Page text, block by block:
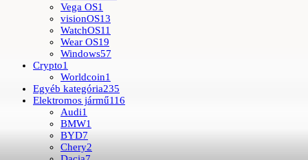
Vega OS1
visionOS13
WatchOS11
Wear OS19
Windows57
Crypto1
Worldcoin1
Egyéb kategória235
Elektromos jármű116
Audi1
BMW1
BYD7
Chery2